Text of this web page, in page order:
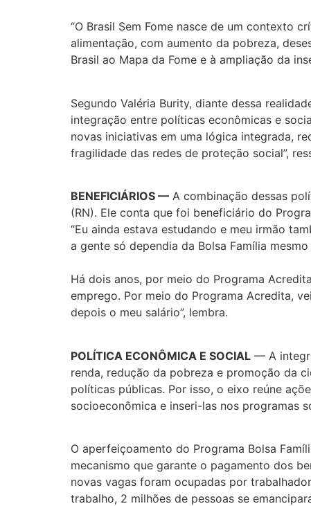
“O Brasil Sem Fome nasce de um contexto
alimentação, com aumento da pobreza,
Brasil ao Mapa da Fome e à ampliação da
Segundo Valéria Burity, diante dessa
integração entre políticas econômicas e
novas iniciativas em uma lógica integrada,
fragilidade das redes de proteção social”,
BENEFICIÁRIOS — A combinação dessas
(RN). Ele conta que foi beneficiário do
“Eu ainda estava estudando e meu irmão
a gente só dependia da Bolsa Família
Há dois anos, por meio do Programa
emprego. Por meio do Programa Acredita,
depois o meu salário”, lembra.
POLÍTICA ECONÔMICA E SOCIAL — A
renda, redução da pobreza e promoção da
políticas públicas. Por isso, o eixo reúne
socioeconômica e inseri-las nos programas
O aperfeiçoamento do Programa Bolsa
mecanismo que garante o pagamento dos
novas vagas foram ocupadas por
trabalho, 2 milhões de pessoas se